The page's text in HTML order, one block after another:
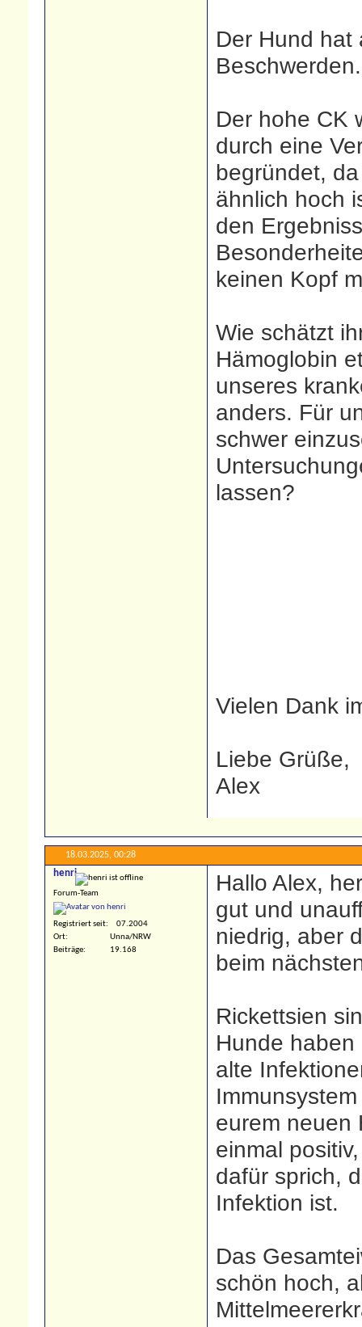
Der Hund hat
Beschwerden.
Der hohe CK
durch eine
begründet,
ähnlich hoch
den
keinen Kopf
Wie schätzt
Hämoglobin
unseres
anders. Für
schwer
lassen?
Vielen Dank
Liebe Grüße,
Alex
18.03.2025, 00:28
henri
Forum-Team
Registriert seit
07.2004
Ort
Unna/NRW
Beiträge
19.168
Hallo Alex,
gut und
niedrig, aber
beim
Rickettsien
Hunde
alte
eurem neuen
einmal
dafür sprich,
Infektion ist.
Das
schön hoch,